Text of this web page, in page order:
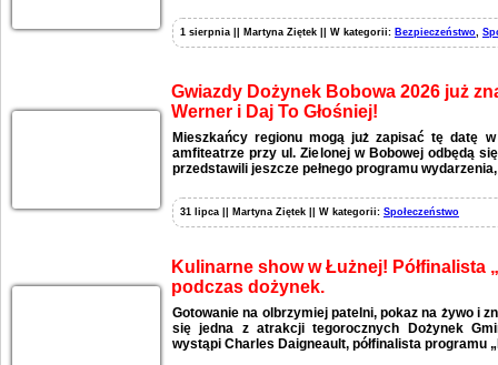
1 sierpnia || Martyna Ziętek || W kategorii: Bezpieczeństwo
Gwiazdy Dożynek Bobowa 2026 już
Werner i Daj To Głośniej!
Mieszkańcy regionu mogą już zapisać tę datę
amfiteatrze przy ul. Zielonej w Bobowej odbędą
przedstawili jeszcze pełnego programu
31 lipca || Martyna Ziętek || W kategorii: Społeczeństwo
Kulinarne show w Łużnej! Półfinalista
podczas dożynek.
Gotowanie na olbrzymiej patelni, pokaz na żywo i
się jedna z atrakcji tegorocznych Dożynek
wystąpi Charles Daigneault, półfinalista programu